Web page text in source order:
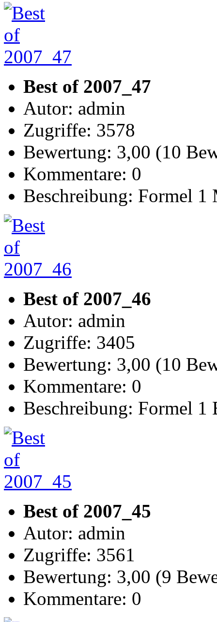
Best of 2007_47
Autor: admin
Zugriffe: 3578
Bewertung: 3,00 (10
Kommentare: 0
Beschreibung: Formel 1
Best of 2007_46
Autor: admin
Zugriffe: 3405
Bewertung: 3,00 (10
Kommentare: 0
Beschreibung: Formel
Best of 2007_45
Autor: admin
Zugriffe: 3561
Bewertung: 3,00 (9
Kommentare: 0